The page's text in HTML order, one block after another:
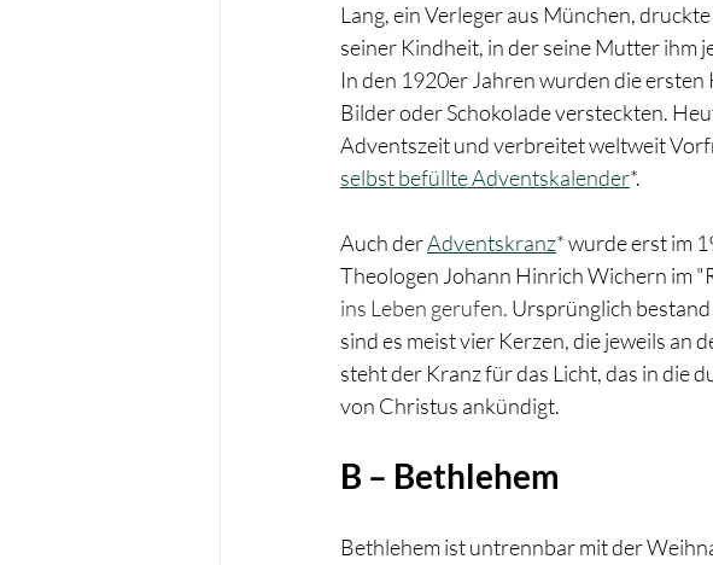
Lang, ein Verleger aus München,
seiner Kindheit, in der seine Mutter ihm
In den 1920er Jahren wurden die
Bilder oder Schokolade versteckten.
Adventszeit und verbreitet weltweit
selbst befüllte Adventskalender*.
Auch der Adventskranz* wurde erst im
Theologen Johann Hinrich Wichern im
ins Leben gerufen. Ursprünglich
sind es meist vier Kerzen, die jeweils an
steht der Kranz für das Licht, das in die
von Christus ankündigt.
B – Bethlehem
Bethlehem ist untrennbar mit der